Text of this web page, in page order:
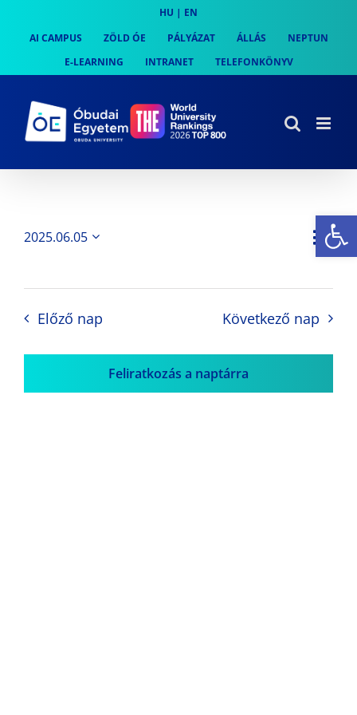
content
HU | EN
AI CAMPUS
ZÖLD ÓE PÁLYÁZAT ÁLLÁS
NEPTUN
E-LEARNING
INTRANET TELEFONKÖNYV
Nap
2025.06.05
Előző nap Következő nap
Feliratkozás a naptárra